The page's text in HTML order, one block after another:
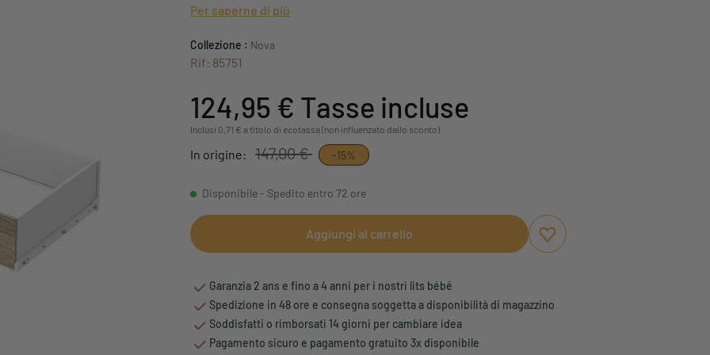
Per saperne di più
Collezione : Nova
Rif: 85751
124,95 € Tasse incluse
Inclusi 0,71 € a titolo di ecotassa (non influenzato dallo sconto)
In origine: 147,00 € -15%
Disponibile - Spedito entro 72 ore
Aggiungi al carrello
Aggiungi ai preferiti
Rimuovi dai preferiti
Garanzia 2 ans e fino a 4 anni per i nostri lits bébé
Spedizione in 48 ore e consegna soggetta a disponibilità di magazzino
Soddisfatti o rimborsati 14 giorni per cambiare idea
Pagamento sicuro e pagamento gratuito 3x disponibile